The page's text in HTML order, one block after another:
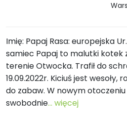
Imię: Papaj Rasa: europejska
samiec Papaj to malutki kotek
terenie Otwocka. Trafił do
19.09.2022r. Kiciuś jest
do zabaw. W nowym otoczeniu
swobodnie... więcej